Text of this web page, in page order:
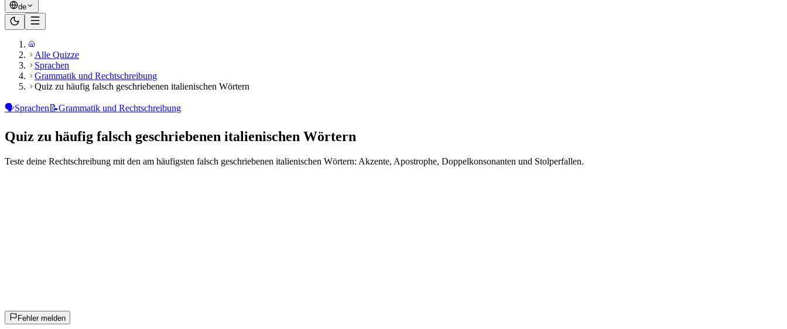
de
Alle Quizze
Sprachen
Grammatik und Rechtschreibung
Quiz zu häufig falsch geschriebenen italienischen Wörtern
🗣️Sprachen 📝Grammatik und Rechtschreibung
Quiz zu häufig falsch geschriebenen italienischen Wörtern
Teste deine Rechtschreibung mit den am häufigsten falsch geschriebenen italienischen Wörtern: Akzente, Apostrophe, Doppelkonsonanten und Stolperfallen.
Fehler melden